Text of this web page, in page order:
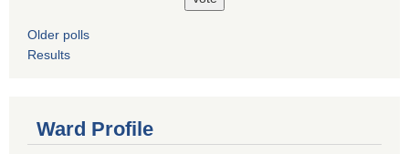
Older polls
Results
Ward Profile